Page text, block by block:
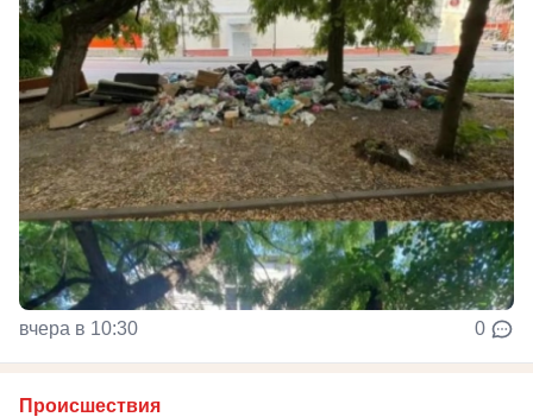
вчера в 10:30 0
Происшествия